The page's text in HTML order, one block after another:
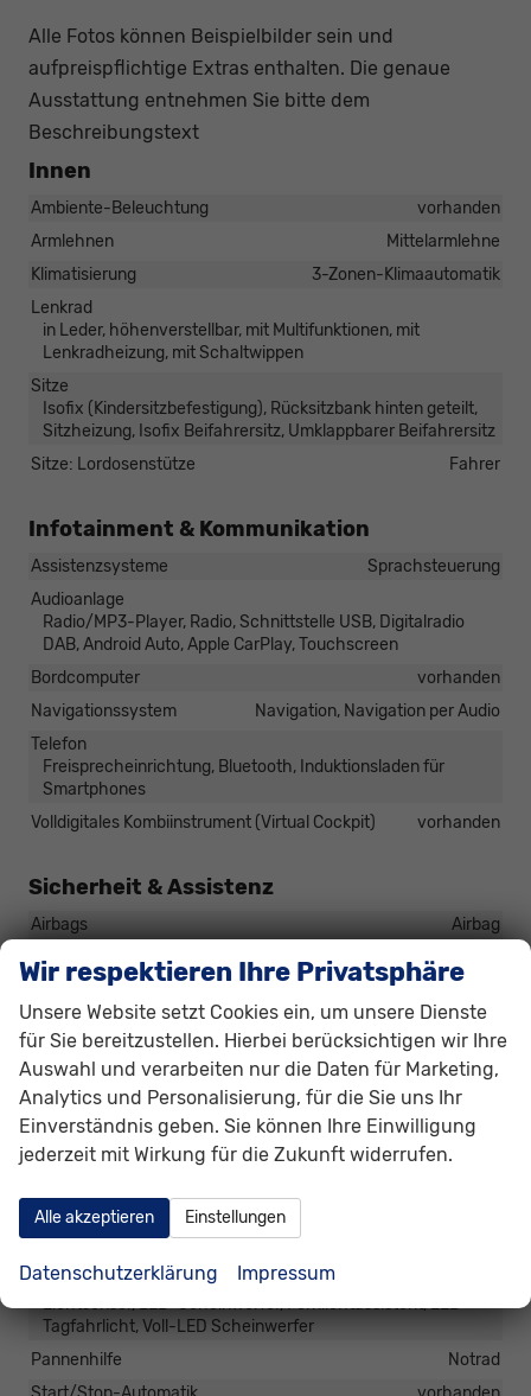
Alle Fotos können Beispielbilder sein und
aufpreispflichtige Extras enthalten. Die genaue
Ausstattung entnehmen Sie bitte dem
Beschreibungstext
Innen
Ambiente-Beleuchtung
vorhanden
Armlehnen
Mittelarmlehne
Klimatisierung
3-Zonen-Klimaautomatik
Lenkrad
in Leder, höhenverstellbar, mit Multifunktionen, mit
Lenkradheizung, mit Schaltwippen
Sitze
Isofix (Kindersitzbefestigung), Rücksitzbank hinten geteilt,
Sitzheizung, Isofix Beifahrersitz, Umklappbarer Beifahrersitz
Sitze: Lordosenstütze
Fahrer
Infotainment & Kommunikation
Assistenzsysteme
Sprachsteuerung
Audioanlage
Radio/MP3-Player, Radio, Schnittstelle USB, Digitalradio
DAB, Android Auto, Apple CarPlay, Touchscreen
Bordcomputer
vorhanden
Navigationssystem
Navigation, Navigation per Audio
Telefon
Freisprecheinrichtung, Bluetooth, Induktionsladen für
Smartphones
Volldigitales Kombiinstrument (Virtual Cockpit)
vorhanden
Sicherheit & Assistenz
Airbags
Airbag
Assistenzsysteme
Regensensor, Notbremsassistent (City-Safety),
Berganfahrassistent, Spurhalteassistent,
Abstandstempomat adaptiv (ACC),
Verkehrzeichenerkennung, Müdigkeitserkennungs-Sensor,
Notrufsystem, Abstandswarner, Geschwindigkeitsbegrenzer
Diebstahl-Alarmanlage
vorhanden
Einparkhilfe
Selbstlenkendes System, Park Distance Control vorne, Park
Innenspiegel automatisch abblendend
Lichttechnik
Lichtsensor, LED-Scheinwerfer, Fernlichtassistent, LED-
Tagfahrlicht, Voll-LED Scheinwerfer
Pannenhilfe
Notrad
Wir respektieren Ihre Privatsphäre
Unsere Website setzt Cookies ein, um unsere Dienste
für Sie bereitzustellen. Hierbei berücksichtigen wir Ihre
Auswahl und verarbeiten nur die Daten für Marketing,
Analytics und Personalisierung, für die Sie uns Ihr
Einverständnis geben. Sie können Ihre Einwilligung
jederzeit mit Wirkung für die Zukunft widerrufen.
Alle akzeptieren Einstellungen
Datenschutzerklärung Impressum